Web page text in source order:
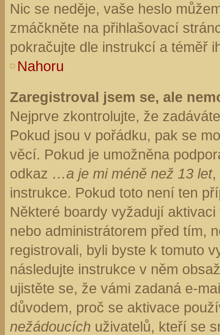
Nic se neděje, vaše heslo
zmáčkněte na přihlašovací
pokračujte dle instrukcí a téměř
Nahoru
Zaregistroval jsem se, ale
Nejprve zkontrolujte, že
Pokud jsou v pořádku, pak se
věcí. Pokud je umožněna
odkaz …a je mi méně než 13 let,
instrukce. Pokud toto není ten
Některé boardy vyžadují
nebo administrátorem před tím,
registrovali, byli byste k tomuto
následujte instrukce v něm
ujistěte se, že vámi zadaná e-
důvodem, proč se aktivace
nežádoucích uživatelů, kteří se